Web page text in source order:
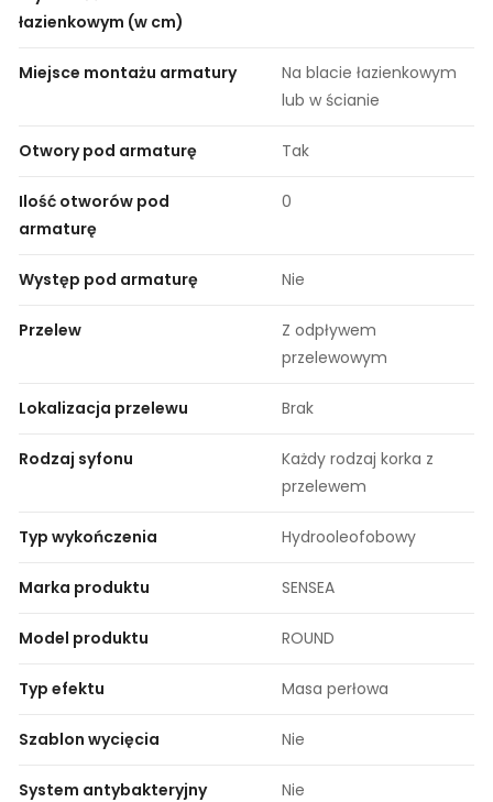
łazienkowym (w cm)
Miejsce montażu armatury
Na blacie łazienkowym
lub w ścianie
Otwory pod armaturę Tak
Ilość otworów pod
armaturę
0
Występ pod armaturę Nie
Przelew
Z odpływem
przelewowym
Lokalizacja przelewu Brak
Rodzaj syfonu
Każdy rodzaj korka z
przelewem
Typ wykończenia Hydrooleofobowy
Marka produktu SENSEA
Model produktu ROUND
Typ efektu Masa perłowa
Szablon wycięcia Nie
System antybakteryjny Nie